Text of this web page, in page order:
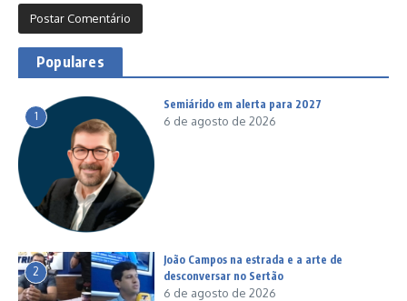
Populares
1
Semiárido em alerta para 2027
6 de agosto de 2026
2
João Campos na estrada e a arte de
desconversar no Sertão
6 de agosto de 2026